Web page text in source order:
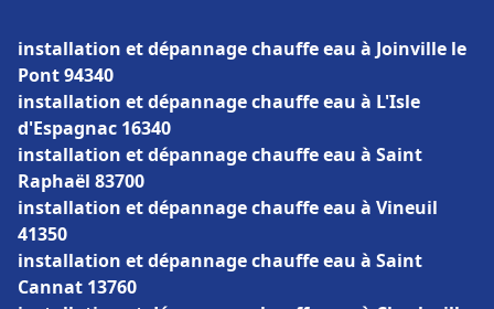
installation et dépannage chauffe eau à Joinville le
Pont 94340
installation et dépannage chauffe eau à L'Isle
d'Espagnac 16340
installation et dépannage chauffe eau à Saint
Raphaël 83700
installation et dépannage chauffe eau à Vineuil
41350
installation et dépannage chauffe eau à Saint
Cannat 13760